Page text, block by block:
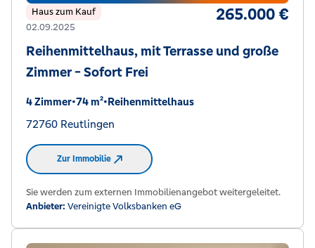
Haus zum Kauf
02.09.2025
265.000 €
Reihenmittelhaus, mit Terrasse und große
Zimmer - Sofort Frei
4 Zimmer•74 m²•Reihenmittelhaus
72760 Reutlingen
Zur Immobilie
Sie werden zum externen Immobilienangebot weitergeleitet.
Anbieter: Vereinigte Volksbanken eG